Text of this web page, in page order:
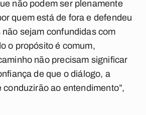
não podem ser plenamente
quem está de fora e defendeu
sejam confundidas com
o propósito é comum,
não precisam significar
de que o diálogo, a
conduzirão ao entendimento”,